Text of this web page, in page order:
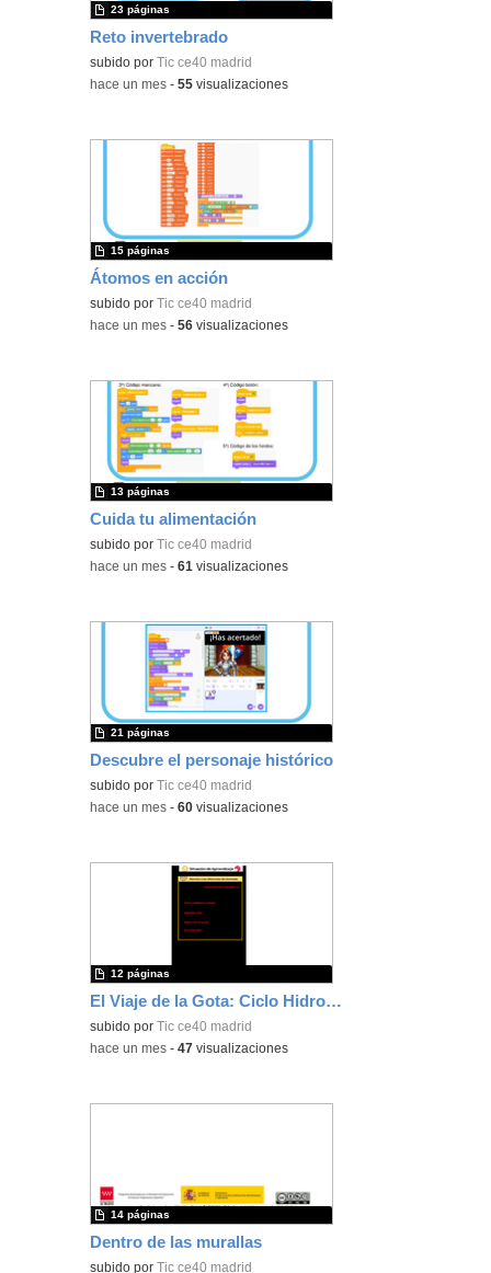
Reto invertebrado
subido por Tic ce40 madrid
23 páginas
-hace un mes -55 visualizaciones
Átomos en acción
subido por Tic ce40 madrid
15 páginas
-hace un mes -56 visualizaciones
Cuida tu alimentación
subido por Tic ce40 madrid
13 páginas
-hace un mes -61 visualizaciones
Descubre el personaje histórico
subido por Tic ce40 madrid
21 páginas
-hace un mes -60 visualizaciones
El Viaje de la Gota: Ciclo Hidrológico STEAM
subido por Tic ce40 madrid
12 páginas
-hace un mes -47 visualizaciones
Dentro de las murallas
subido por Tic ce40 madrid
14 páginas